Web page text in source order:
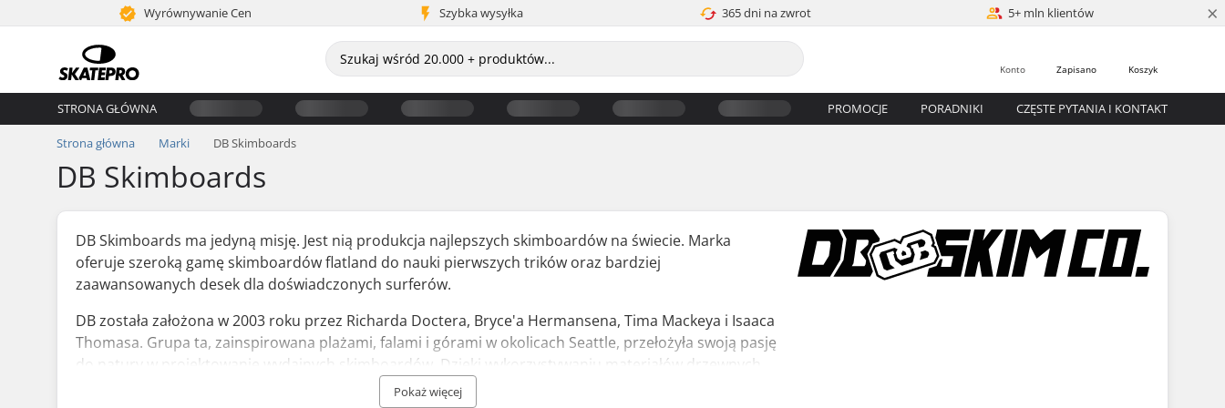
Wyrównywanie Cen Szybka wysyłka 365 dni na zwrot 5+ mln klientów ×
Koszyk
Zapisano
Konto
STRONA GŁÓWNA PROMOCJE PORADNIKI CZĘSTE PYTANIA I KONTAKT
Strona główna Marki DB Skimboards
DB Skimboards
DB Skimboards ma jedyną misję. Jest nią produkcja najlepszych skimboardów na świecie. Marka
oferuje szeroką gamę skimboardów flatland do nauki pierwszych trików oraz bardziej
zaawansowanych desek dla doświadczonych surferów.
DB została założona w 2003 roku przez Richarda Doctera, Bryce'a Hermansena, Tima Mackeya i Isaaca
Thomasa. Grupa ta, zainspirowana plażami, falami i górami w okolicach Seattle, przełożyła swoją pasję
do natury w projektowanie wydajnych skimboardów. Dzięki wykorzystywaniu materiałów drzewnych
pochodzących ze zrównoważonych upraw, a także procesów rafinowanego tłoczenia, ich produkty są
Pokaż więcej